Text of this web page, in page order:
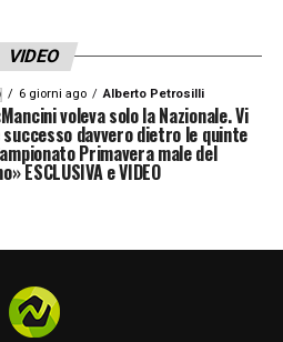
VIDEO
6 giorni ago Alberto Petrosilli
voleva solo la Nazionale. Vi
successo davvero dietro le quinte
Primavera male del
ESCLUSIVA e VIDEO